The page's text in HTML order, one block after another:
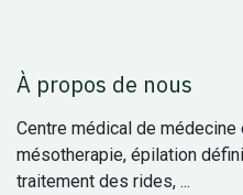
À propos de nous
Centre médical de médecine
mésotherapie, épilation
traitement des rides, ...